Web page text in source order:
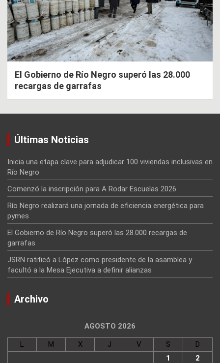
El Gobierno de Río Negro superó las 28.000
recargas de garrafas
Últimas Noticias
Inicia una etapa clave para adjudicar 100 viviendas inclusivas en
Río Negro
Comenzó la inscripción para A Rodar Escuelas 2026
Río Negro realizará una jornada de eficiencia energética para
pymes
El Gobierno de Río Negro superó las 28.000 recargas de
garrafas
JSRN ratificó a López como presidente de la asamblea y
facultó a la Mesa Ejecutiva a definir alianzas
Archivo
AGOSTO 2026
L M X J V S
D
1
2